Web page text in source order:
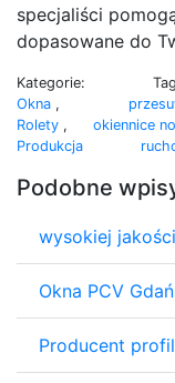
specjaliści
dopasowane do
Kategorie:
Okna ,
Rolety ,
Produkcja
okiennice
Podobne
wysokiej
Okna PCV
Producent